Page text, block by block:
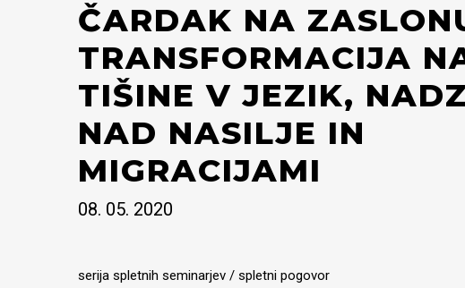
ČARDAK NA
TRANSFORMACIJA
TIŠINE V JEZIK,
NAD NASILJE IN
MIGRACIJAMI
08. 05. 2020
serija spletnih seminarjev / spletni pogovor